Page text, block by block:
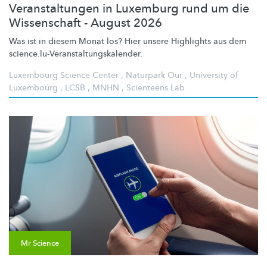
Veranstaltungen in Luxemburg rund um die
Wissenschaft - August 2026
Was ist in diesem Monat los? Hier unsere Highlights aus dem
science.lu-Veranstaltungskalender.
Luxembourg Science Center , Naturpark Our , University of
Luxembourg , LCSB , MNHN , Scienteens Lab
Mr Science